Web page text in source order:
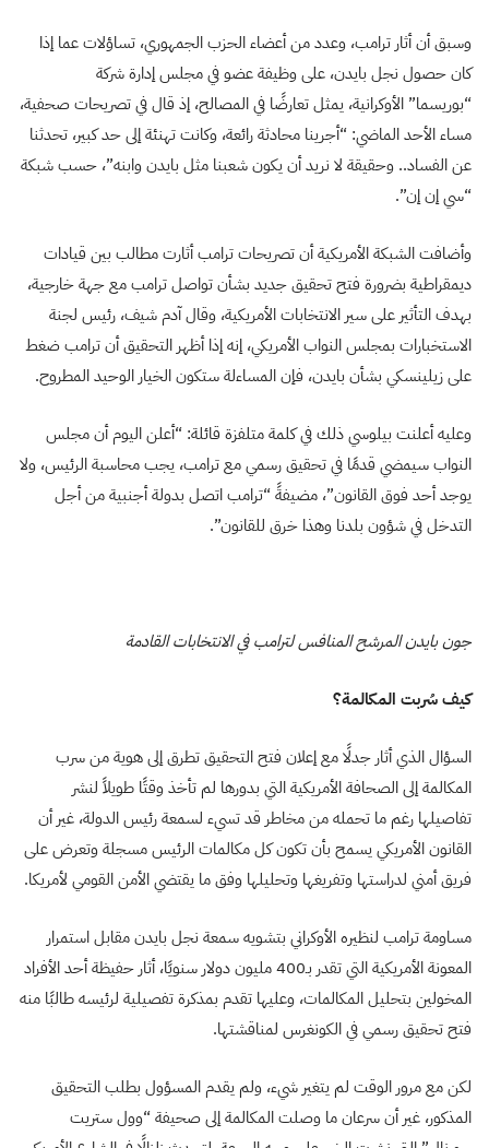
وسبق أن أثار ترامب، وعدد من أعضاء الحزب الجمهوري، تساؤلات عما إذا
كان حصول نجل بايدن، على وظيفة عضو في مجلس إدارة شركة
“بوريسما” الأوكرانية، يمثل تعارضًا في المصالح، إذ قال في تصريحات صحفية،
مساء الأحد الماضي: “أجرينا محادثة رائعة، وكانت تهنئة إلى حد كبير، تحدثنا
عن الفساد.. وحقيقة لا نريد أن يكون شعبنا مثل بايدن وابنه”، حسب شبكة
“سي إن إن”.
وأضافت الشبكة الأمريكية أن تصريحات ترامب أثارت مطالب بين قيادات
ديمقراطية بضرورة فتح تحقيق جديد بشأن تواصل ترامب مع جهة خارجية،
بهدف التأثير على سير الانتخابات الأمريكية، وقال آدم شيف، رئيس لجنة
الاستخبارات بمجلس النواب الأمريكي، إنه إذا أظهر التحقيق أن ترامب ضغط
على زيلينسكي بشأن بايدن، فإن المساءلة ستكون الخيار الوحيد المطروح.
وعليه أعلنت بيلوسي ذلك في كلمة متلفزة قائلة: “أعلن اليوم أن مجلس
النواب سيمضي قدمًا في تحقيق رسمي مع ترامب، يجب محاسبة الرئيس، ولا
يوجد أحد فوق القانون”، مضيفةً “ترامب اتصل بدولة أجنبية من أجل
التدخل في شؤون بلدنا وهذا خرق للقانون”.
جون بايدن المرشح المنافس لترامب في الانتخابات القادمة
كيف سُربت المكالمة؟
السؤال الذي أثار جدلًا مع إعلان فتح التحقيق تطرق إلى هوية من سرب
المكالمة إلى الصحافة الأمريكية التي بدورها لم تأخذ وقتًا طويلاً لنشر
تفاصيلها رغم ما تحمله من مخاطر قد تسيء لسمعة رئيس الدولة، غير أن
القانون الأمريكي يسمح بأن تكون كل مكالمات الرئيس مسجلة وتعرض على
فريق أمني لدراستها وتفريغها وتحليلها وفق ما يقتضي الأمن القومي لأمريكا.
مساومة ترامب لنظيره الأوكراني بتشويه سمعة نجل بايدن مقابل استمرار
المعونة الأمريكية التي تقدر بـ400 مليون دولار سنويًا، أثار حفيظة أحد الأفراد
المخولين بتحليل المكالمات، وعليها تقدم بمذكرة تفصيلية لرئيسه طالبًا منه
فتح تحقيق رسمي في الكونغرس لمناقشتها.
لكن مع مرور الوقت لم يتغير شيء، ولم يقدم المسؤول بطلب التحقيق
المذكور، غير أن سرعان ما وصلت المكالمة إلى صحيفة “وول ستريت